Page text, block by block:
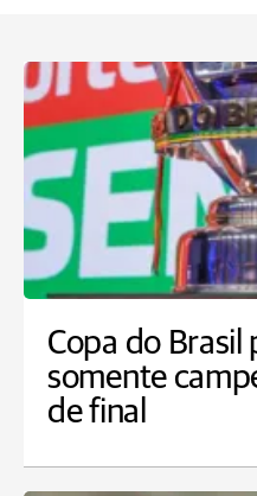
Copa do Brasil
somente
de final